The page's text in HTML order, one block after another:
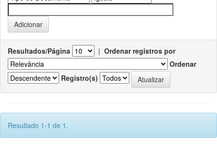
Resultados/Página | Ordenar registros por
Ordenar
Registro(s)
Resultado 1-1 de 1.